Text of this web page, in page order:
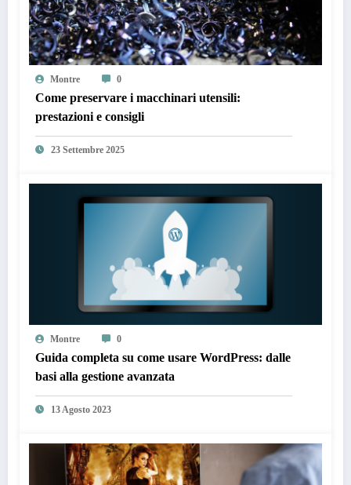
Montre 0
Come preservare i macchinari utensili:
prestazioni e consigli
23 Settembre 2025
Montre 0
Guida completa su come usare WordPress: dalle
basi alla gestione avanzata
13 Agosto 2023